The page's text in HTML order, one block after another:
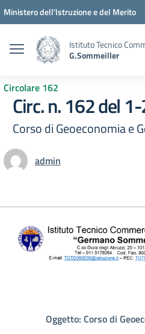
Vai ai contenuti
Vai al menu di navigazione
Vai al footer
Ministero dell'Istruzione e del Merito
Istituto Tecnico
G.Sommeiller
Circolare 162
Circ. n. 162 del
Corso di Geoeconomia e
admin
Oggetto: Corso di